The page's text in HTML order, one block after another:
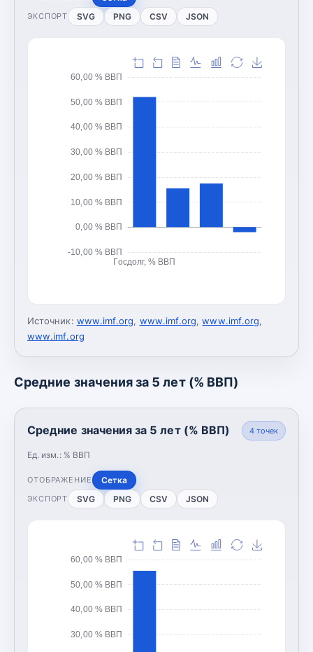
ЭКСПОРТ SVG PNG CSV JSON
-10,00 % ВВП
0,00 % ВВП
10,00 % ВВП
20,00 % ВВП
30,00 % ВВП
40,00 % ВВП
50,00 % ВВП
60,00 % ВВП
Госдолг, % ВВП
Источник: www.imf.org, www.imf.org,www.imf.org,
www.imf.org
Средние значения за 5 лет (% ВВП)
Средние значения за 5 лет (% ВВП)
Ед. изм.: % ВВП
4точек
ОТОБРАЖЕНИЕ Сетка
ЭКСПОРТ SVG PNG CSV JSON
30,00 % ВВП
40,00 % ВВП
50,00 % ВВП
60,00 % ВВП